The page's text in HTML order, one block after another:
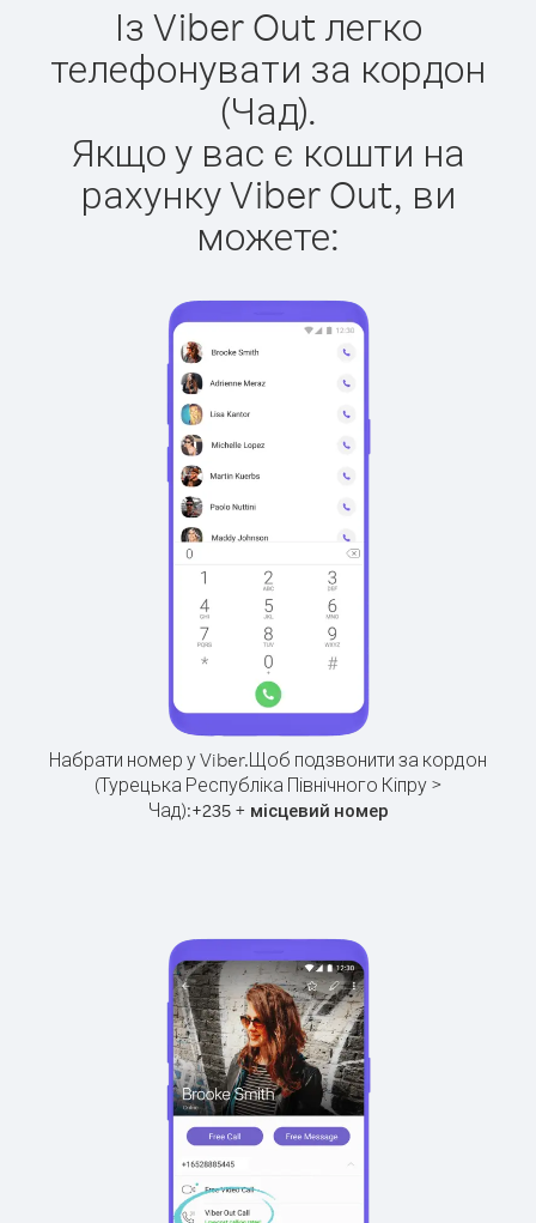
Із Viber Out легко
телефонувати за кордон
(Чад).
Якщо у вас є кошти на
рахунку Viber Out, ви
можете:
Набрати номер у Viber.Щоб подзвонити за кордон
(Турецька Республіка Північного Кіпру >
Чад):+235+ місцевий номер